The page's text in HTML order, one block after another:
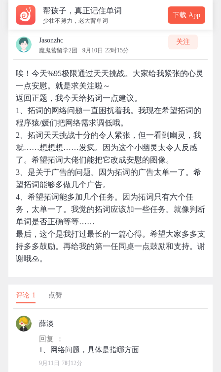
帮孩子，真正记住单词
少壮不努力，老大背单词
下载 App
Jasonzhc
魔鬼营留学2团 9月10日 22时15分
关注
唉！今天%95极限通过天天挑战。大家给我紧张的心灵
一点安慰。就是求关注啦～
返回正题，我今天给拓词一点建议。
1、拓词的网络问题一直困扰着我。我现在希望拓词的
程序猿/媛们把网络需求调低哦。
2、拓词天天挑战十分的令人紧张，但一看到幽灵，我
就……想想想……发疯。因为这个小幽灵太令人反感
了。希望拓词大佬们能把它改成安慰的图像。
3、是关于广告的问题。因为拓词的广告太单一了。希
望拓词能够多做几个广告。
4、希望拓词能多加几个任务。因为拓词只有六个任
务，太单一了。我觉的拓词应该加一些任务。就像判断
单词是否正确等等……
最后，这个是我打过最长的一篇心得。希望大家多多支
持多多鼓励。再给我的第一任同桌一点鼓励和支持。谢
谢哦🙏。
评论 1 点赞
薛淡
回复 ：
9月11日 7时12分